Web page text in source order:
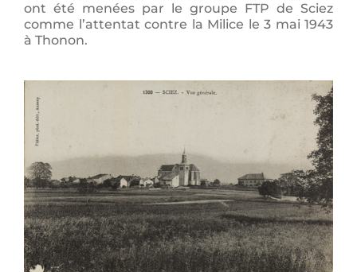
ont été menées par le groupe FTP de Sciez
comme l’attentat contre la Milice le 3 mai 1943
à Thonon.